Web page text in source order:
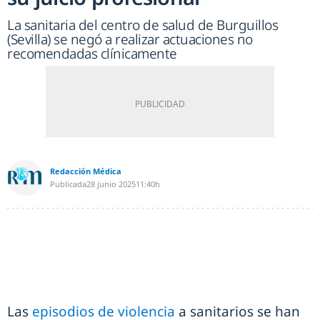
La sanitaria del centro de salud de Burguillos
(Sevilla) se negó a realizar actuaciones no
recomendadas clínicamente
Redacción Médica
Publicada28 junio 202511:40h
Las episodios de violencia a sanitarios se han